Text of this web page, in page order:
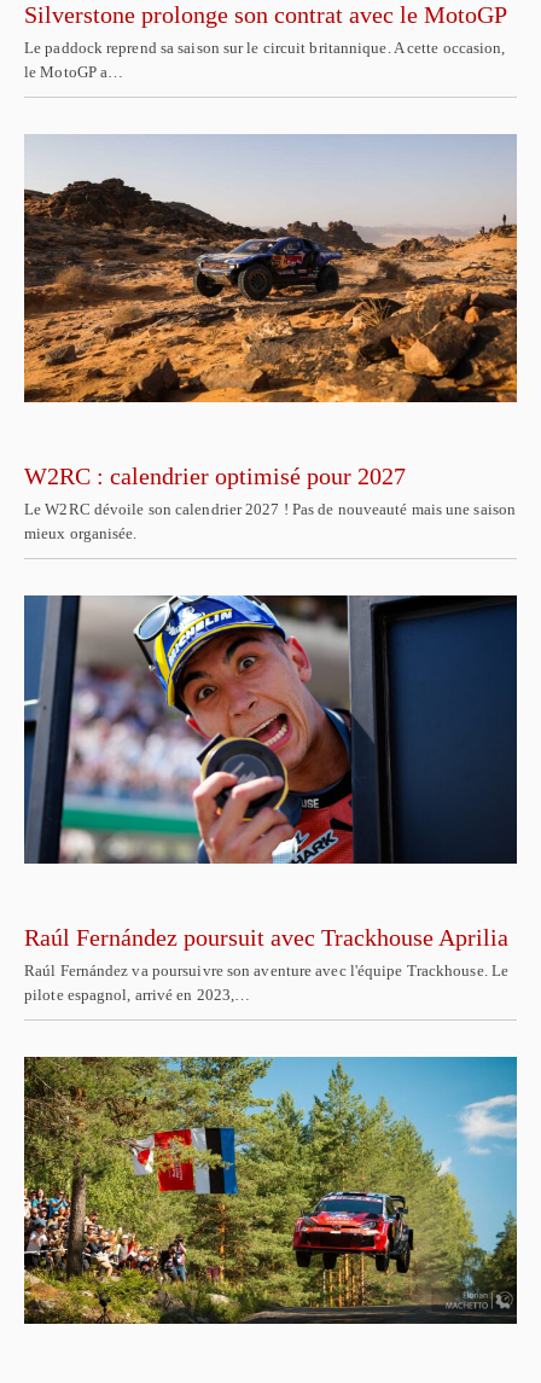
Silverstone prolonge son contrat avec le MotoGP
Le paddock reprend sa saison sur le circuit britannique. A cette occasion,
le MotoGP a…
W2RC : calendrier optimisé pour 2027
Le W2RC dévoile son calendrier 2027 ! Pas de nouveauté mais une saison
mieux organisée.
Raúl Fernández poursuit avec Trackhouse Aprilia
Raúl Fernández va poursuivre son aventure avec l'équipe Trackhouse. Le
pilote espagnol, arrivé en 2023,…